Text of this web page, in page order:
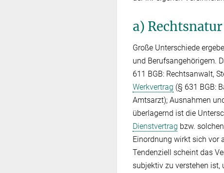
a)
Große Unterschiede
und Berufsangehörigem.
611 BGB: Rechtsanwalt,
Werkvertrag (§ 631 BGB:
Amtsarzt); Ausnahmen
überlagernd ist die
Dienstvertrag bzw.
Einordnung wirkt sich vor
Tendenziell scheint das
subjektiv zu verstehen ist,